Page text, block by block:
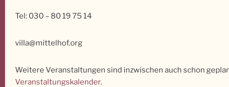
Tel: 030 – 80 19 75 14
villa@mittelhof.org
Weitere Veranstaltungen sind inzwischen auch schon
Veranstaltungskalender.